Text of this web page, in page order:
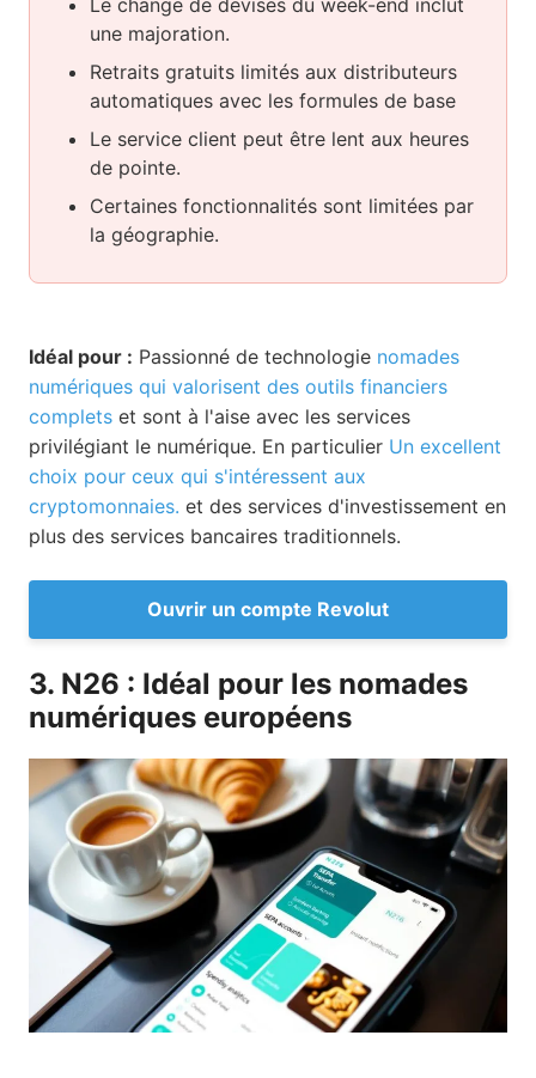
Le change de devises du week-end inclut
une majoration.
Retraits gratuits limités aux distributeurs
automatiques avec les formules de base
Le service client peut être lent aux heures
de pointe.
Certaines fonctionnalités sont limitées par
la géographie.
Idéal pour : Passionné de technologie nomades
numériques qui valorisent des outils financiers
complets et sont à l'aise avec les services
privilégiant le numérique. En particulier Un excellent
choix pour ceux qui s'intéressent aux
cryptomonnaies. et des services d'investissement en
plus des services bancaires traditionnels.
Ouvrir un compte Revolut
3. N26 : Idéal pour les nomades
numériques européens